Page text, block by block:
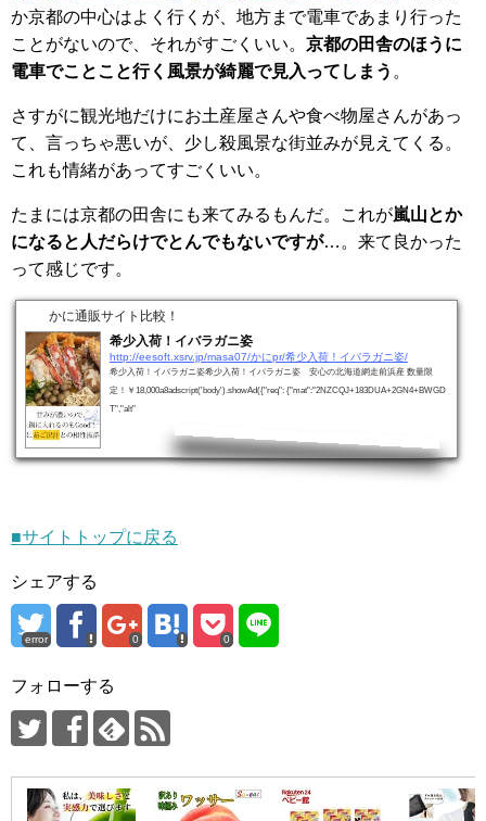
か京都の中心はよく行くが、地方まで電車であまり行った
ことがないので、それがすごくいい。 京都の田舎のほうに
電車でことこと行く風景が綺麗で見入ってしまう 。
さすがに観光地だけにお土産屋さんや食べ物屋さんがあっ
て、言っちゃ悪いが、少し殺風景な街並みが見えてくる。
これも情緒があってすごくいい。
たまには京都の田舎にも来てみるもんだ。これが嵐山とか
になると人だらけでとんでもないですが…。来て良かった
って感じです。
かに通販サイト比較！
希少入荷！イバラガニ姿
http://eesoft.xsrv.jp/masa07/かにpr/希少入荷！イバラガニ姿/
希少入荷！イバラガニ姿希少入荷！イバラガニ姿 安心の北海道網走前浜産 数量限
定！￥18,000a8adscript('body').showAd({"req": {"mat":"2NZCQJ+183DUA+2GN4+BWGD
T","alt"
■サイトトップに戻る
シェアする
error 0 0
フォローする